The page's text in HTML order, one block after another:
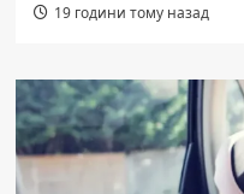
19 години тому назад